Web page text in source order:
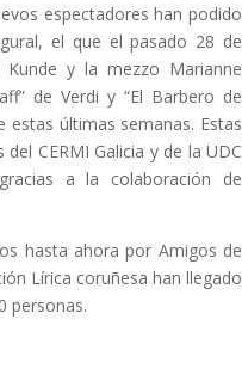
espectadores han podido
el que el pasado 28 de
y la mezzo Marianne
de Verdi y “El Barbero de
estas últimas semanas. Estas
CERMI Galicia y de la UDC
a la colaboración de
hasta ahora por Amigos de
Lírica coruñesa han llegado
personas.